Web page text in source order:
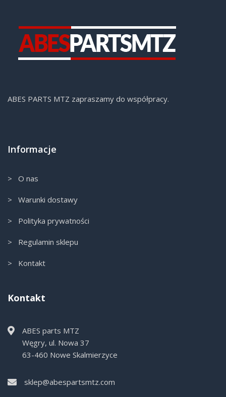
ABES PARTS MTZ zapraszamy do współpracy.
Informacje
> O nas
> Warunki dostawy
> Polityka prywatności
> Regulamin sklepu
> Kontakt
Kontakt
ABES parts MTZ
Węgry, ul. Nowa 37
63-460 Nowe Skalmierzyce
sklep@abespartsmtz.com